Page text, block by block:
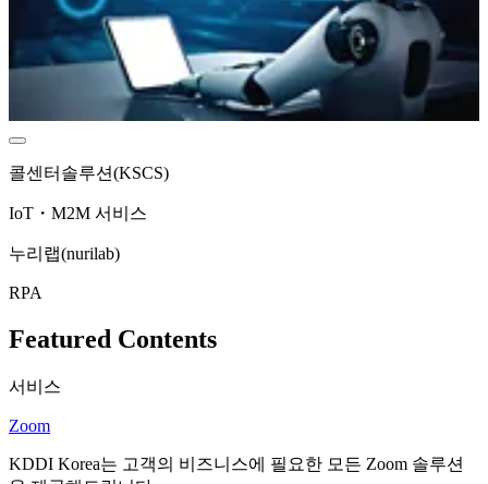
콜센터솔루션(KSCS)
IoT・M2M 서비스
누리랩(nurilab)
RPA
Featured Contents
서비스
Zoom
KDDI Korea는 고객의 비즈니스에 필요한 모든 Zoom 솔루션